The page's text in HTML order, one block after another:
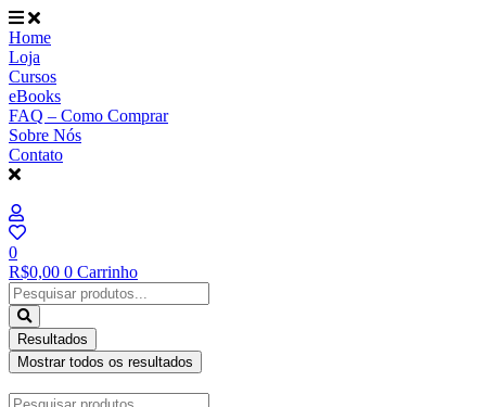
Ir
para
o
conteúdo
Home
Loja
Cursos
eBooks
FAQ – Como Comprar
Sobre Nós
Contato
0
R$0,00 0 Carrinho
Pesquisar
...
Resultados
Mostrar todos os resultados
Pesquisar